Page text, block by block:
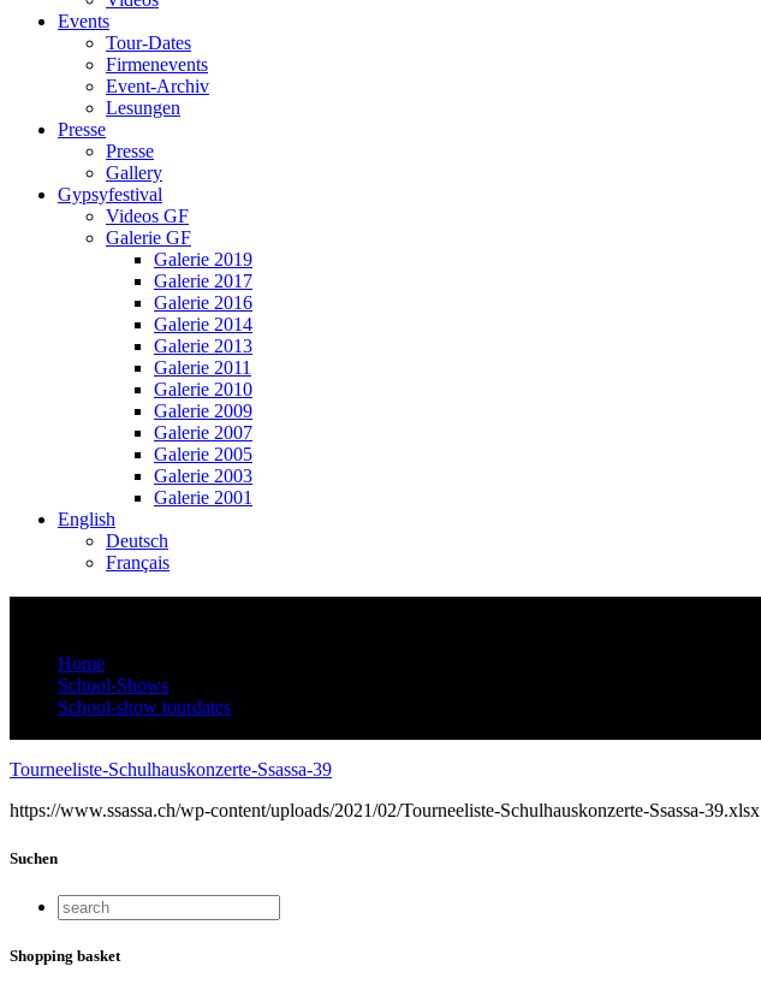
Events
Tour-Dates
Firmenevents
Event-Archiv
Lesungen
Presse
Presse
Gallery
Gypsyfestival
Videos GF
Galerie GF
Galerie 2019
Galerie 2017
Galerie 2016
Galerie 2014
Galerie 2013
Galerie 2011
Galerie 2010
Galerie 2009
Galerie 2007
Galerie 2005
Galerie 2003
Galerie 2001
English
Deutsch
Français
Home
School-Shows
School-show tourdates
Tourneeliste-Schulhauskonzerte-Ssassa-39
https://www.ssassa.ch/wp-content/uploads/2021/02/Tourneeliste-Schulhauskonzerte-Ssassa-39.xlsx
Suchen
Shopping basket